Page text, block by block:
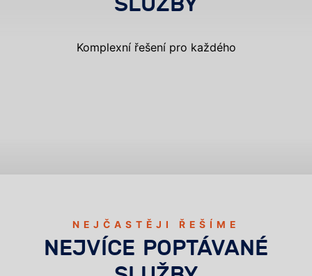
Komplexní řešení pro každého
NEJČASTĚJI ŘEŠÍME
NEJVÍCE POPTÁVANÉ